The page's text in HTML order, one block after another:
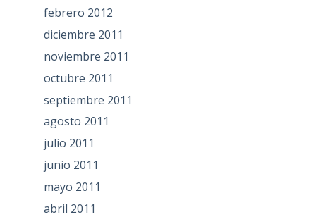
febrero 2012
diciembre 2011
noviembre 2011
octubre 2011
septiembre 2011
agosto 2011
julio 2011
junio 2011
mayo 2011
abril 2011